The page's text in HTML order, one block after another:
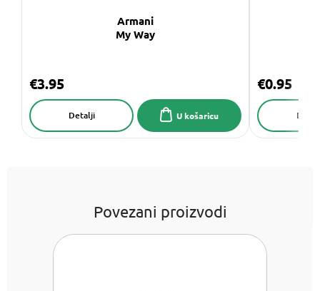
Armani
My Way
€3.95
U košaricu
Detalji
€0.95
Povezani proizvodi